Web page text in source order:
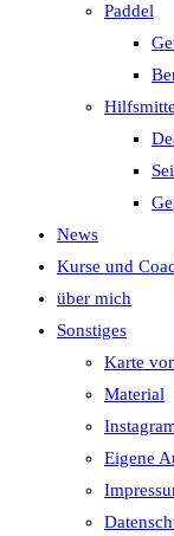
Paddel
News
Kurse und
über mich
Sonstiges
Karte
Material
Eigene